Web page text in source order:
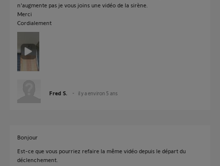
n'augmente pas je vous joins une vidéo de la sirène.
Merci
Cordialement
Fred S. il y a environ 5 ans
Bonjour
Est-ce que vous pourriez refaire la même vidéo depuis le départ du
déclenchement.